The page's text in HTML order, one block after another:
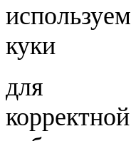
используем
куки
для
корректной